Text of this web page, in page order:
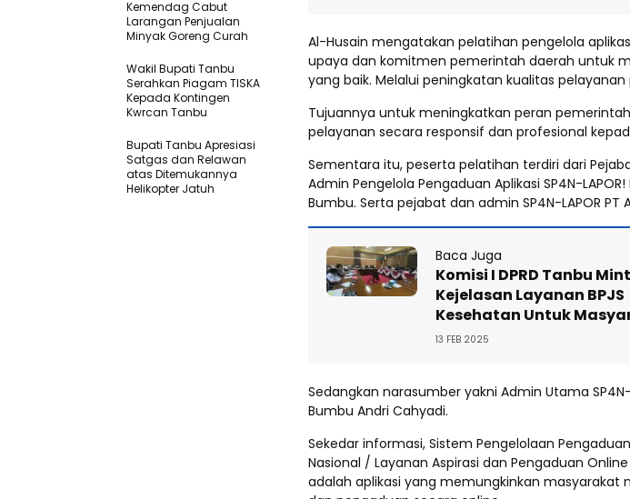
Al-Husain mengatakan pelatihan pengelola
upaya dan komitmen pemerintah daerah untuk
yang baik. Melalui peningkatan kualitas pelayanan
Tujuannya untuk meningkatkan peran
pelayanan secara responsif dan profesional
Sementara itu, peserta pelatihan terdiri dari
Admin Pengelola Pengaduan Aplikasi SP4N-
Bumbu. Serta pejabat dan admin SP4N-LAPOR PT
Baca Juga
Komisi I DPRD Tanbu
Kejelasan Layanan BPJS
Kesehatan Untuk
13 FEB 2025
Sedangkan narasumber yakni Admin Utama
Bumbu Andri Cahyadi.
Sekedar informasi, Sistem Pengelolaan
Nasional / Layanan Aspirasi dan Pengaduan Online
adalah aplikasi yang memungkinkan masyarakat
Kemendag Cabut
Larangan Penjualan
Minyak Goreng Curah
Wakil Bupati Tanbu
Serahkan Piagam TISKA
Kepada Kontingen
Kwrcan Tanbu
Bupati Tanbu Apresiasi
Satgas dan Relawan
atas Ditemukannya
Helikopter Jatuh